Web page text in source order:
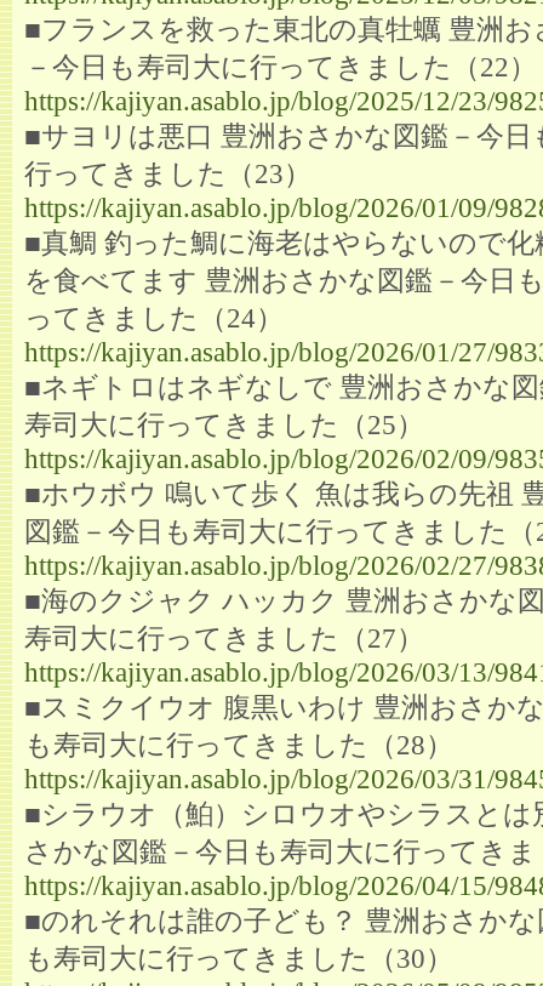
■フランスを救った東北の真牡蠣 豊洲お
－今日も寿司大に行ってきました（22）
https://kajiyan.asablo.jp/blog/2025/12/23/
■サヨリは悪口 豊洲おさかな図鑑－今日
行ってきました（23）
https://kajiyan.asablo.jp/blog/2026/01/09/
■真鯛 釣った鯛に海老はやらないので化
を食べてます 豊洲おさかな図鑑－今日
ってきました（24）
https://kajiyan.asablo.jp/blog/2026/01/27/
■ネギトロはネギなしで 豊洲おさかな
寿司大に行ってきました（25）
https://kajiyan.asablo.jp/blog/2026/02/09/
■ホウボウ 鳴いて歩く 魚は我らの先祖
図鑑－今日も寿司大に行ってきました（
https://kajiyan.asablo.jp/blog/2026/02/27/
■海のクジャク ハッカク 豊洲おさかな
寿司大に行ってきました（27）
https://kajiyan.asablo.jp/blog/2026/03/13/
■スミクイウオ 腹黒いわけ 豊洲おさか
も寿司大に行ってきました（28）
https://kajiyan.asablo.jp/blog/2026/03/31/
■シラウオ（鮊）シロウオやシラスとは
さかな図鑑－今日も寿司大に行ってき
https://kajiyan.asablo.jp/blog/2026/04/15/
■のれそれは誰の子ども？ 豊洲おさかな
も寿司大に行ってきました（30）